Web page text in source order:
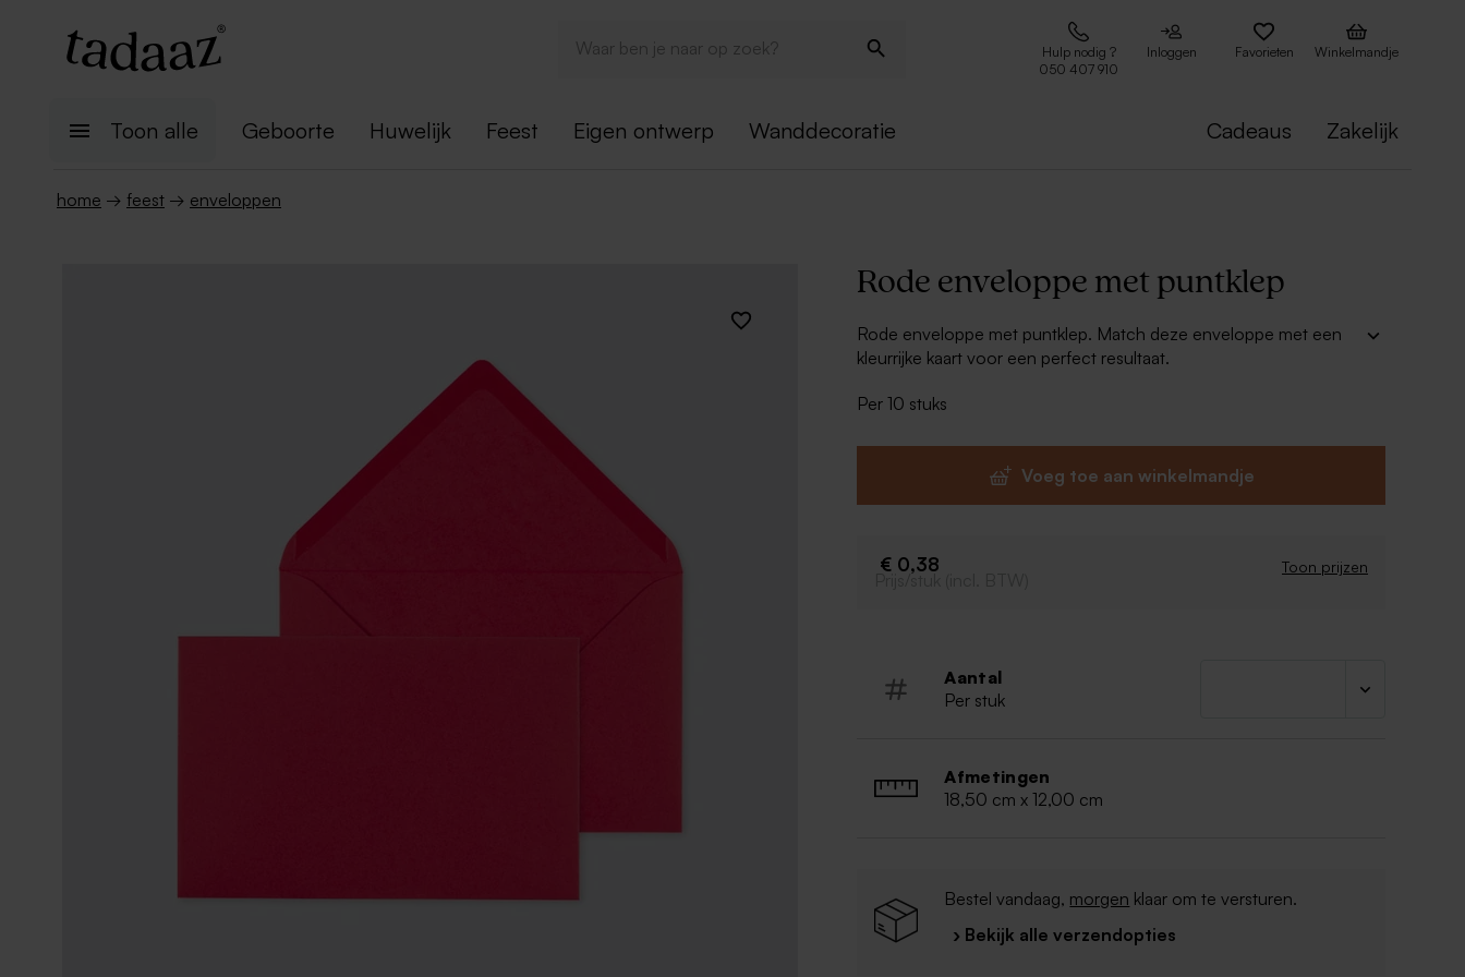
Hulp nodig ?
050 407 910
Inloggen Favorieten Winkelmandje
Toon alle Geboorte Huwelijk Feest Eigen ontwerp Wanddecoratie Cadeaus Zakelijk
home → feest → enveloppen
Rode enveloppe met puntklep
Rode enveloppe met puntklep. Match deze enveloppe met een
kleurrijke kaart voor een perfect resultaat.
Per 10 stuks
Voeg toe aan winkelmandje
€ 0,38 Toon prijzen
Prijs/stuk (incl. BTW)
Aantal
Per stuk
Afmetingen
18,50 cm x 12,00 cm
Bestel vandaag, morgen klaar om te versturen.
› Bekijk alle verzendopties